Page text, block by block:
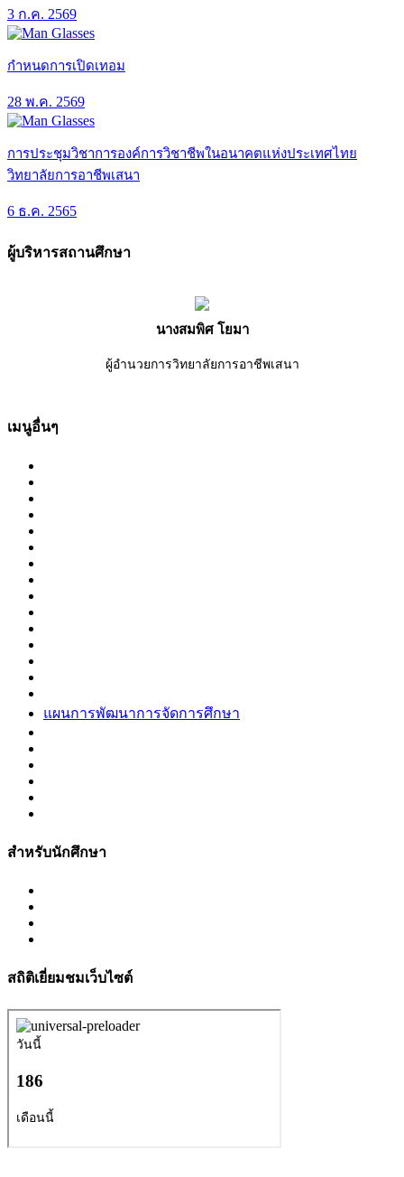
3 ก.ค. 2569
กำหนดการเปิดเทอม
28 พ.ค. 2569
การประชุมวิชาการองค์การวิชาชีพในอนาคตแห่งประเทศไทย
วิทยาลัยการอาชีพเสนา
6 ธ.ค. 2565
ผู้บริหารสถานศึกษา
นางสมพิศ โยมา
ผู้อำนวยการวิทยาลัยการอาชีพเสนา
เมนูอื่นๆ
แผนการพัฒนาการจัดการศึกษา
สำหรับนักศึกษา
สถิติเยี่ยมชมเว็บไซต์